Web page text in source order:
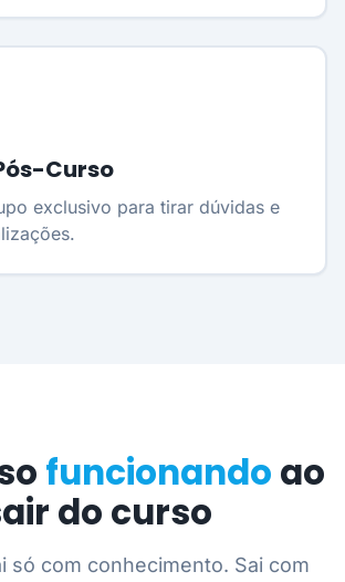
Curso
exclusivo para tirar dúvidas e
funcionando ao
do curso
só com conhecimento. Sai com